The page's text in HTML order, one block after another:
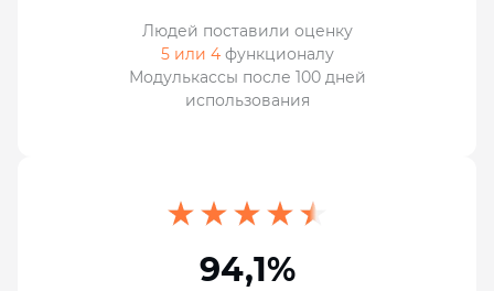
Людей поставили оценку
5 или 4функционалу
Модулькассы после 100 дней
использования
94,1%